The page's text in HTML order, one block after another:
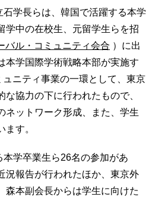
学長らは、韓国で活躍する本学
学中の在校生、元留学生らを招
バル・コミュニティ会合 ）に出
本学国際学術戦略本部が実施す
ニティ事業の一環として、東京
協力の下に行われたもので、
ネットワーク形成、また、学生
す。
学卒業生ら26名の参加があ
況報告が行われたほか、東京外
森本副会長からは学生に向けた